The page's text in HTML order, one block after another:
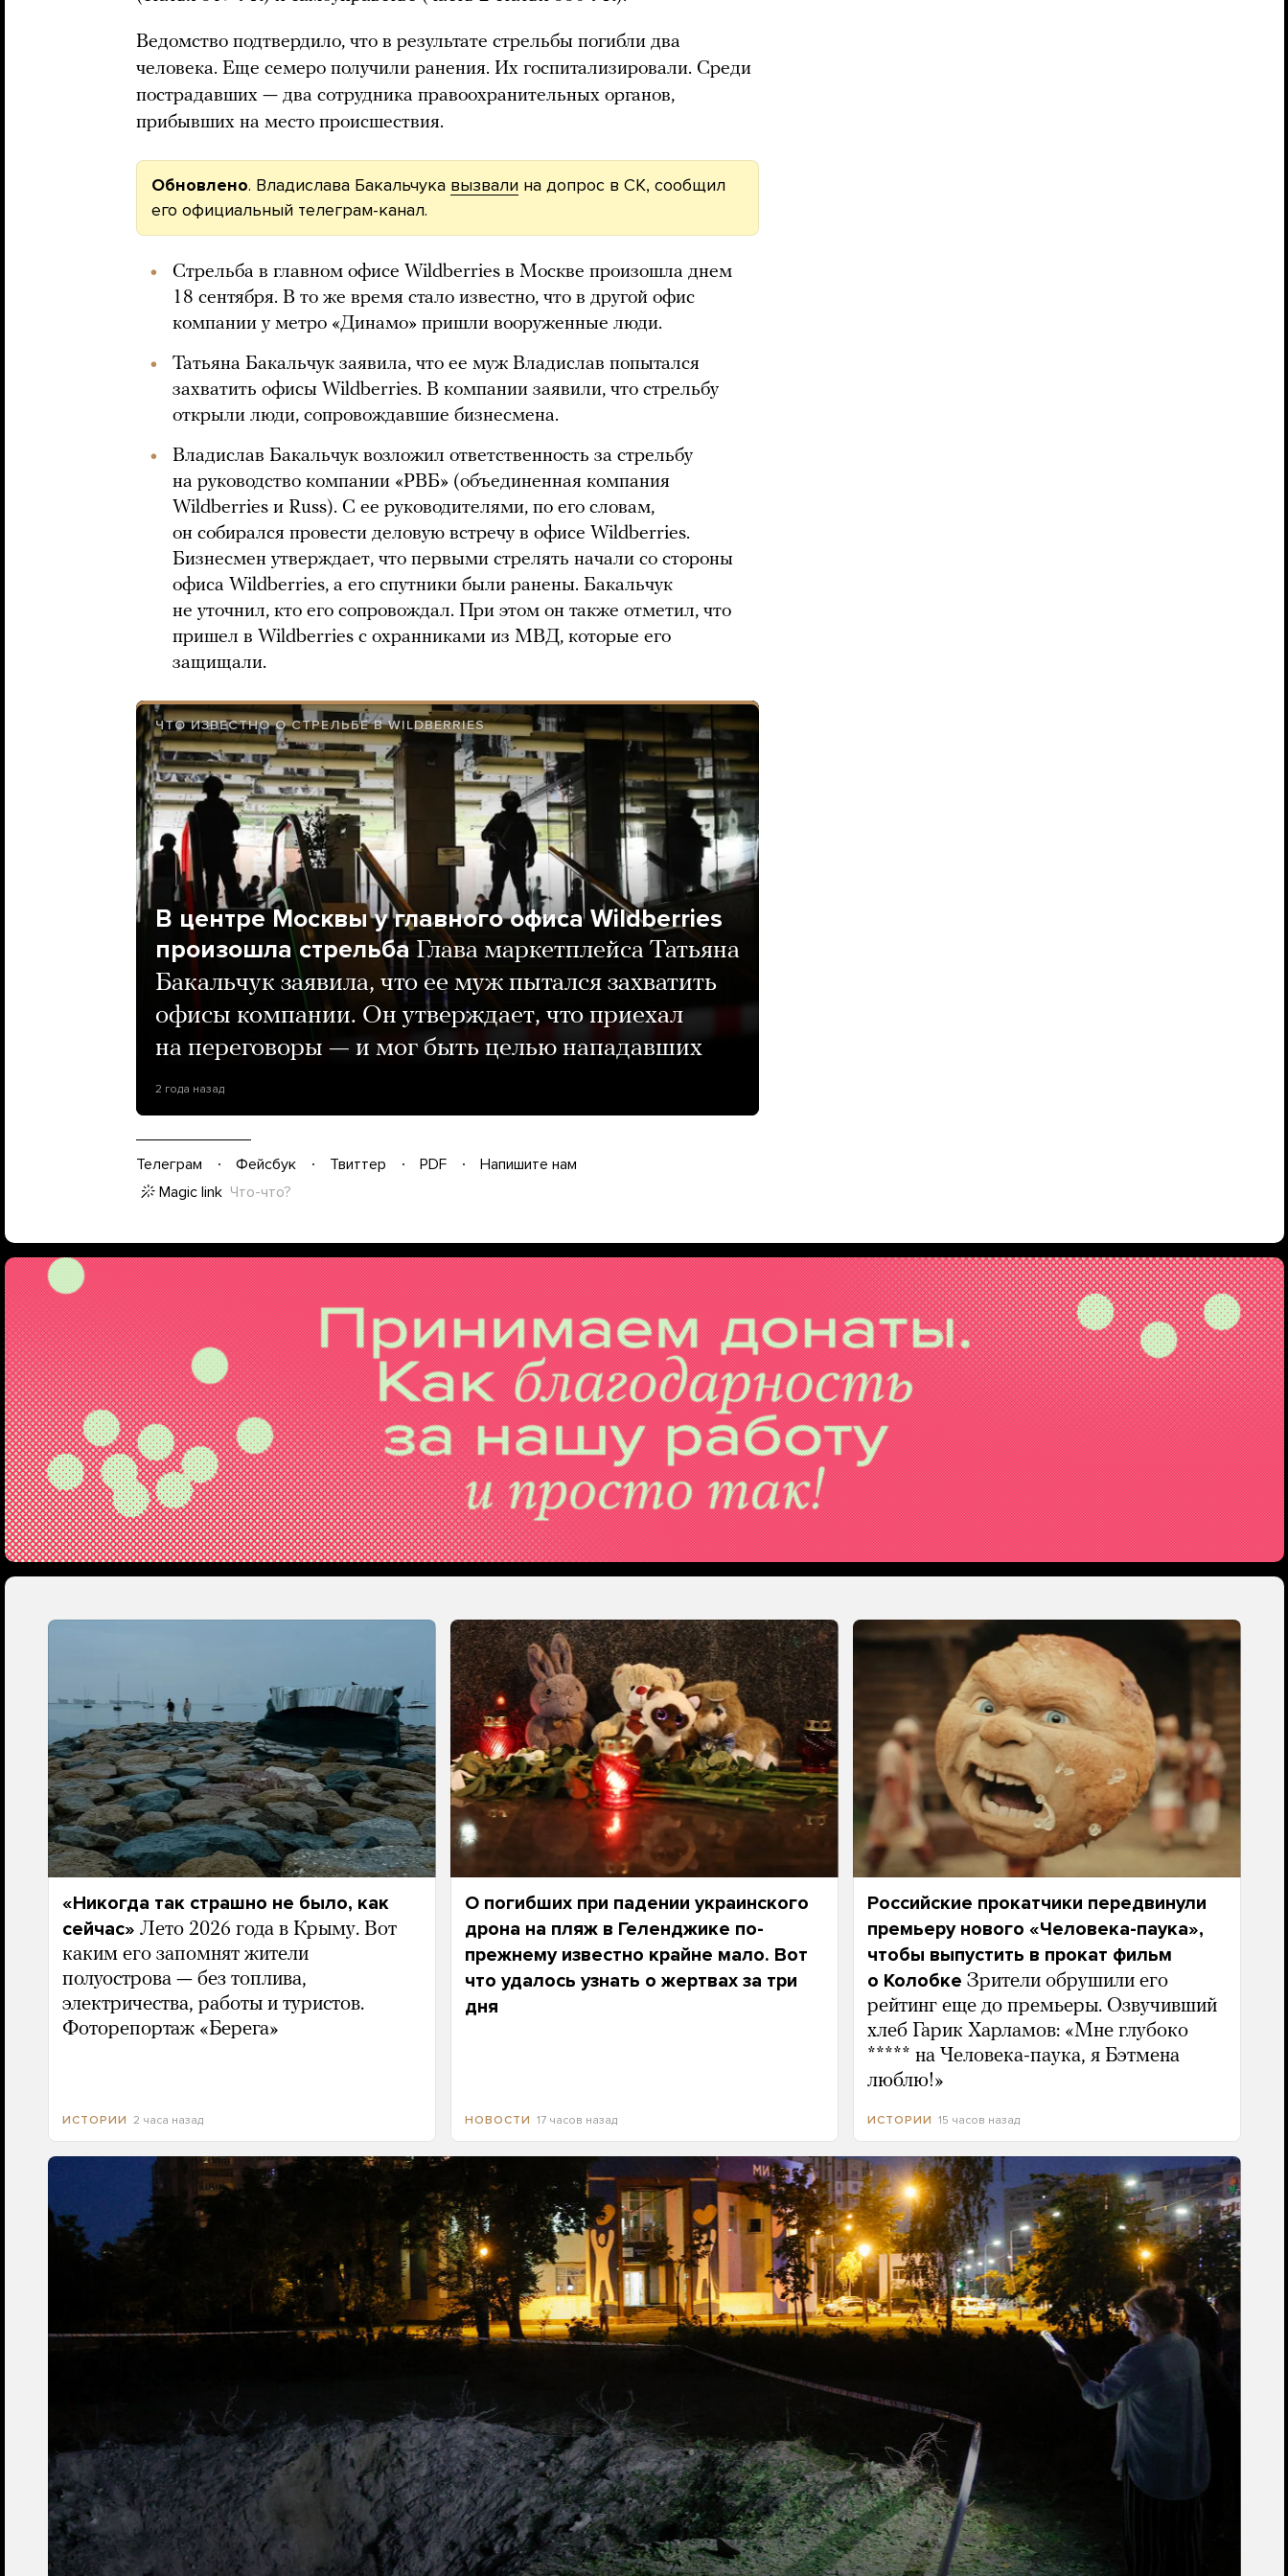
Ведомство подтвердило, что в результате стрельбы погибли два
человека. Еще семеро получили ранения. Их госпитализировали. Среди
пострадавших — два сотрудника правоохранительных органов,
прибывших на место происшествия.
Обновлено. Владислава Бакальчука вызвали на допрос в СК, сообщил
его официальный телеграм-канал.
Стрельба в главном офисе Wildberries в Москве произошла днем
18 сентября. В то же время стало известно, что в другой офис
компании у метро «Динамо» пришли вооруженные люди.
Татьяна Бакальчук заявила, что ее муж Владислав попытался
захватить офисы Wildberries. В компании заявили, что стрельбу
открыли люди, сопровождавшие бизнесмена.
Владислав Бакальчук возложил ответственность за стрельбу
на руководство компании «РВБ» (объединенная компания
Wildberries и Russ). С ее руководителями, по его словам,
он собирался провести деловую встречу в офисе Wildberries.
Бизнесмен утверждает, что первыми стрелять начали со стороны
офиса Wildberries, а его спутники были ранены. Бакальчук
не уточнил, кто его сопровождал. При этом он также отметил, что
пришел в Wildberries с охранниками из МВД, которые его
защищали.
ЧТО ИЗВЕСТНО О СТРЕЛЬБЕ В WILDBERRIES
В центре Москвы у главного офиса Wildberries
произошла стрельба Глава маркетплейса Татьяна
Бакальчук заявила, что ее муж пытался захватить
офисы компании. Он утверждает, что приехал
на переговоры — и мог быть целью нападавших
2 года назад
Телеграм Фейсбук Твиттер PDF
Напишите нам
Magic link Что-что?
«Никогда так страшно не было, как
сейчас» Лето 2026 года в Крыму. Вот
каким его запомнят жители
полуострова — без топлива,
электричества, работы и туристов.
Фоторепортаж «Берега»
ИСТОРИИ 2 часа назад
О погибших при падении украинского
дрона на пляж в Геленджике по-
прежнему известно крайне мало. Вот
что удалось узнать о жертвах за три
дня
НОВОСТИ 17 часов назад
Российские прокатчики передвинули
премьеру нового «Человека-паука»,
чтобы выпустить в прокат фильм
о Колобке Зрители обрушили его
рейтинг еще до премьеры. Озвучивший
хлеб Гарик Харламов: «Мне глубоко
***** на Человека-паука, я Бэтмена
люблю!»
ИСТОРИИ 15 часов назад